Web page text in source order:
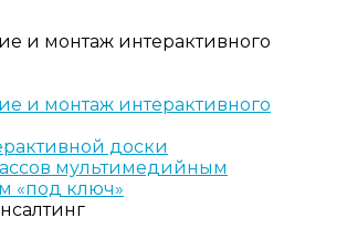
и монтаж интерактивного
и монтаж интерактивного
доски
мультимедийным
«под ключ»